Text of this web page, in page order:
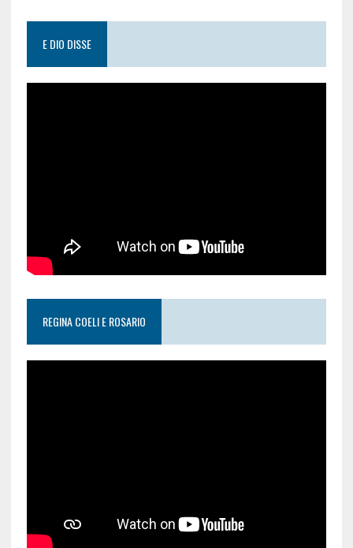
E DIO DISSE
REGINA COELI E ROSARIO